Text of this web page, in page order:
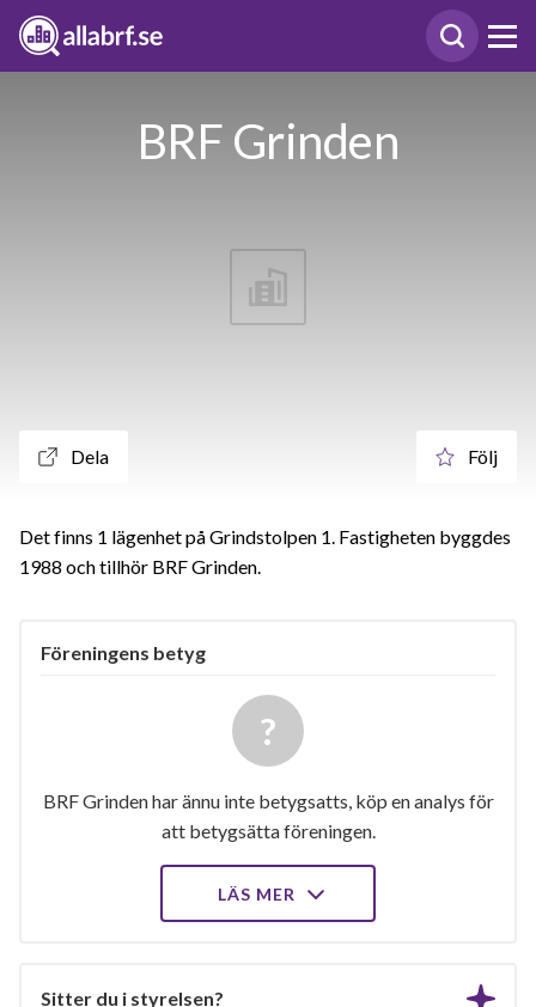
BRF Grinden
Dela Följ
Det finns 1 lägenhet på Grindstolpen 1. Fastigheten byggdes
1988 och tillhör BRF Grinden.
Föreningens betyg
BRF Grinden har ännu inte betygsatts, köp en analys för
att betygsätta föreningen.
LÄS MER
Sitter du i styrelsen?